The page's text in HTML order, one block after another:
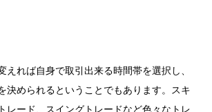
えれば自身で取引出来る時間帯を選択し、
決められるということでもあります。スキ
レード、スイングトレードなど色々なトレ